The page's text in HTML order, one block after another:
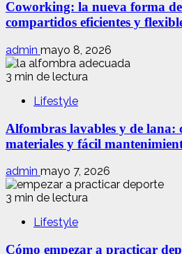
Coworking: la nueva forma
compartidos eficientes y
admin mayo 8, 2026
3 min de lectura
Lifestyle
Alfombras lavables y de lana:
materiales y fácil
admin mayo 7, 2026
3 min de lectura
Lifestyle
Cómo empezar a practicar